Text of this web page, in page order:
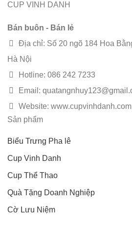
CUP VINH DANH
Bán buôn - Bán lẻ
Địa chỉ: Số 20 ngõ 184 Hoa
Hà Nội
Hotline: 086 242 7233
Email:
Website: www.cupvinhdanh.com
Sản phẩm
Biểu Trưng Pha lê
Cup Vinh Danh
Cup Thể Thao
Quà Tặng Doanh Nghiệp
Cờ Lưu Niệm